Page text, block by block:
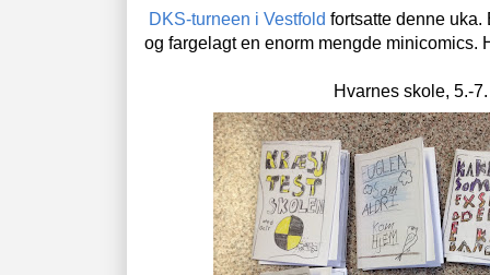
DKS-turneen i Vestfold fortsatte denne uka.
og fargelagt en enorm mengde minicomics.
Hvarnes skole, 5.-